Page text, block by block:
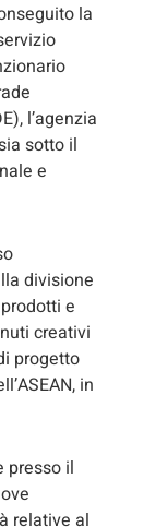
la
l’agenzia
sotto il
e
divisione
e
creativi
progetto
in
presso il
relative al